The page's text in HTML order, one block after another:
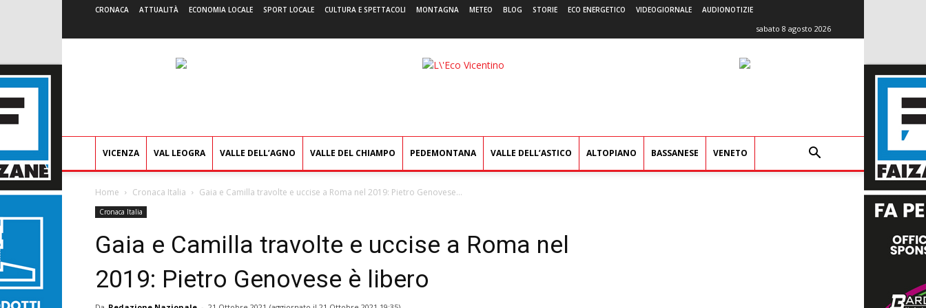
CRONACA ATTUALITÀ ECONOMIA LOCALE SPORT LOCALE CULTURA E SPETTACOLI MONTAGNA METEO BLOG STORIE ECO ENERGETICO VIDEOGIORNALE AUDIONOTIZIE
sabato 8 agosto 2026
L'Eco
VICENZA VAL LEOGRA VALLE DELL’AGNO VALLE DEL CHIAMPO PEDEMONTANA VALLE DELL’ASTICO ALTOPIANO BASSANESE VENETO
Home Cronaca Italia Gaia e Camilla travolte e uccise a Roma nel 2019: Pietro Genovese...
Cronaca Italia
Gaia e Camilla travolte e uccise a Roma nel
2019: Pietro Genovese è libero